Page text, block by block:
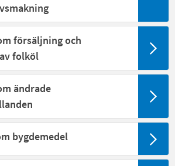
försäljning och
folköl
ändrade
bygdemedel